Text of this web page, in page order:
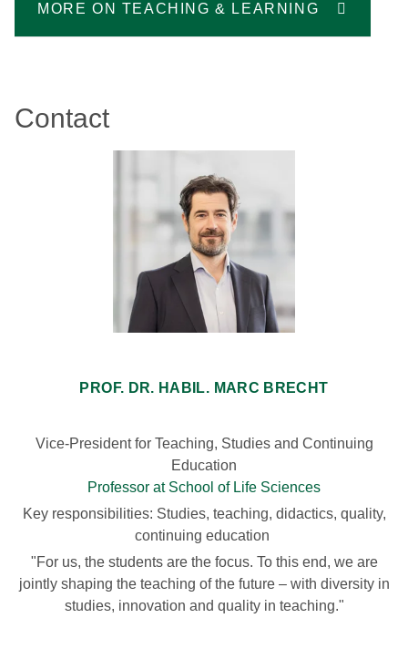
MORE ON TEACHING & LEARNING
Contact
PROF. DR. HABIL. MARC BRECHT
Vice-President for Teaching, Studies and Continuing
Education
Professor at School of Life Sciences
Key responsibilities: Studies, teaching, didactics, quality,
continuing education
"For us, the students are the focus. To this end, we are
jointly shaping the teaching of the future – with diversity in
studies, innovation and quality in teaching."